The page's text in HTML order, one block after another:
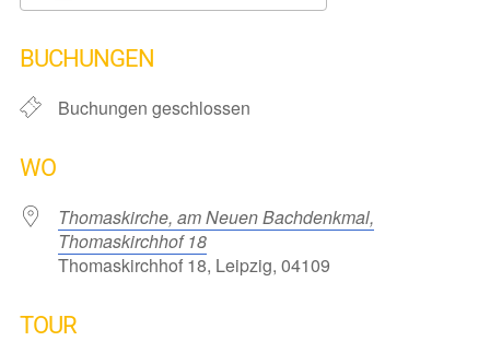
BUCHUNGEN
Buchungen geschlossen
WO
Thomaskirche, am Neuen Bachdenkmal,
Thomaskirchhof 18
Thomaskirchhof 18, Leipzig, 04109
TOUR